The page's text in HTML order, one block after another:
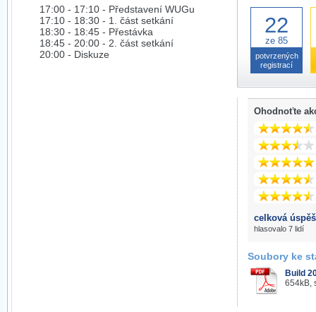
17:00 - 17:10 - Představení WUGu
17:10 - 18:30 - 1. část setkání
18:30 - 18:45 - Přestávka
18:45 - 20:00 - 2. část setkání
20:00 - Diskuze
22
ze 85
potvrzených
registrací
Ohodnoťte
celková
hlasovalo 7 lidí
Soubory ke
Build
654kB,